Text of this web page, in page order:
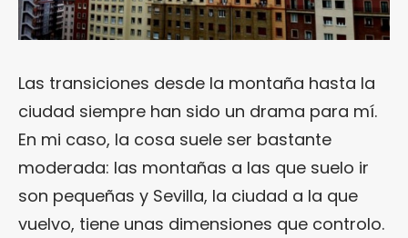
Las transiciones desde la montaña hasta la
ciudad siempre han sido un drama para mí.
En mi caso, la cosa suele ser bastante
moderada: las montañas a las que suelo ir
son pequeñas y Sevilla, la ciudad a la que
vuelvo, tiene unas dimensiones que controlo.